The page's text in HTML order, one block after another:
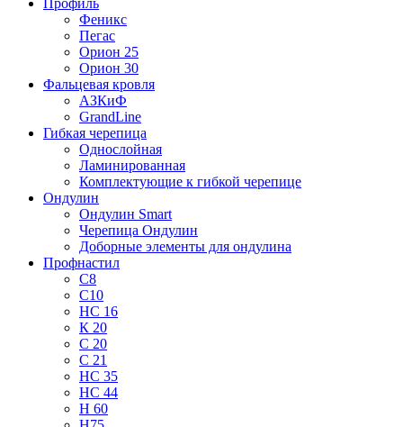
Феникс
Пегас
Орион 25
Орион 30
Фальцевая кровля
АЗКиФ
GrandLine
Гибкая черепица
Однослойная
Ламинированная
Комплектующие к гибкой черепице
Ондулин
Ондулин Smart
Черепица Ондулин
Доборные элементы для ондулина
Профнастил
С8
С10
НС 16
К 20
С 20
С 21
НС 35
НС 44
Н 60